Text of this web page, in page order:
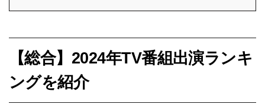
【総合】2024年TV番組出演ランキ
ングを紹介